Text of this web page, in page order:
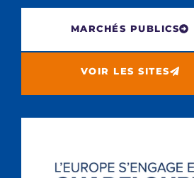
MARCHÉS PUBLICS
VOIR LES SITES